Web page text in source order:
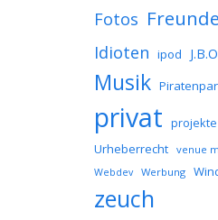
Fotos Freunde
Idioten ipod
Musik
privat projekte
Urheberrecht venue
Webdev Werbung
zeuch